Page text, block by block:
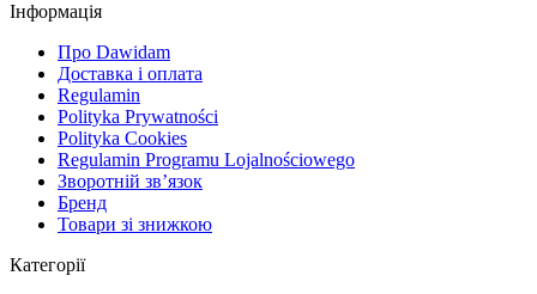
Інформація
Про Dawidam
Доставка і оплата
Regulamin
Polityka Prywatności
Polityka Cookies
Regulamin Programu Lojalnościowego
Зворотній зв’язок
Бренд
Товари зі знижкою
Категорії